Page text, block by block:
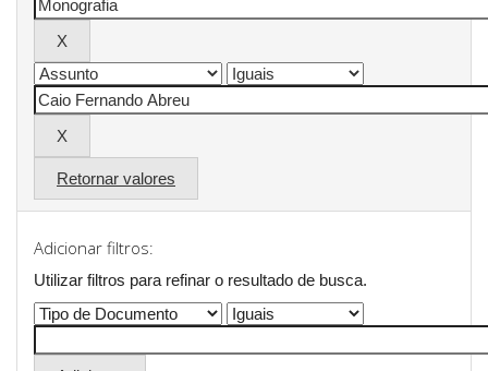
Retornar valores
Adicionar filtros:
Utilizar filtros para refinar o resultado de busca.